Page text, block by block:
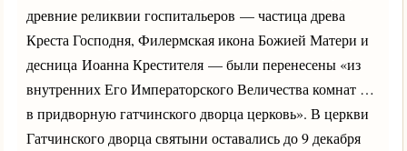
древние реликвии госпитальеров — частица древа
Креста Господня, Филермская икона Божией Матери и
десница Иоанна Крестителя — были перенесены «из
внутренних Его Императорского Величества комнат …
в придворную гатчинского дворца церковь». В церкви
Гатчинского дворца святыни оставались до 9 декабря